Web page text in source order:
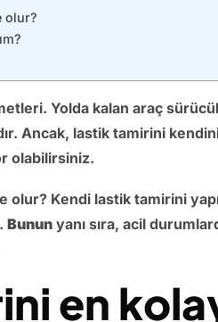
olur?
Yolda kalan araç
Ancak, lastik tamirini
olabilirsiniz.
olur? Kendi lastik tamirini
Bunun yanı sıra, acil
en